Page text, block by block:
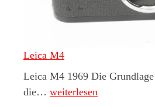
Leica M4
Leica M4 1969 Die
die… Leica M4
weiterlesen